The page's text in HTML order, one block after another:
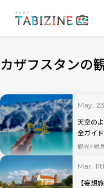
カザフスタンの
May.
天空の
全ガイ
観光 絶
Mar.
【妄想